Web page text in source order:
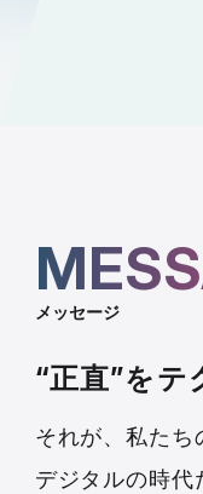
メッセージ
“正直”をテ
それが、私たち
デジタルの時代